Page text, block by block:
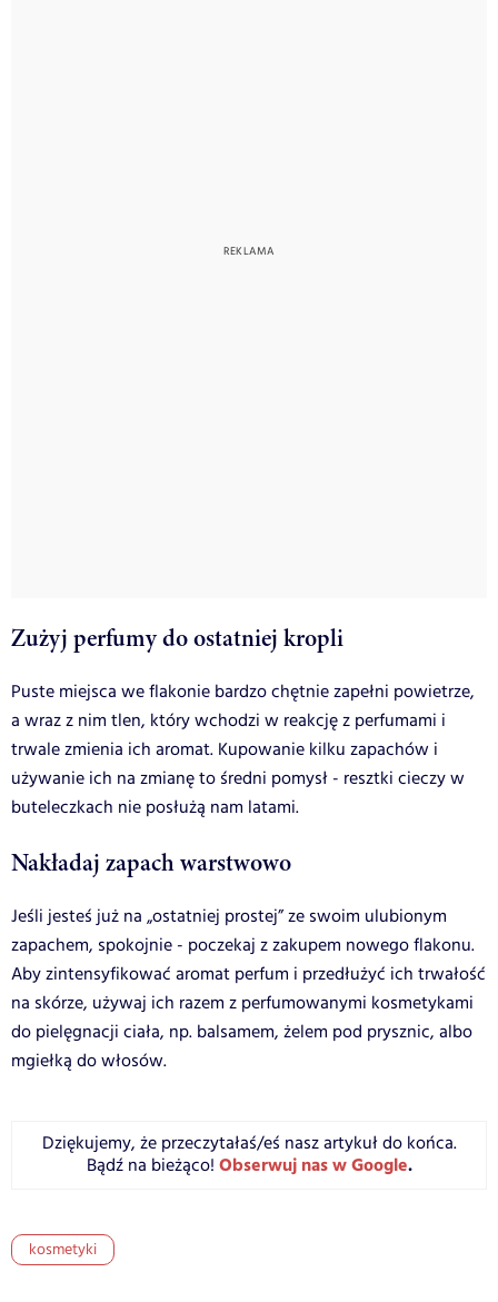
Zużyj perfumy do ostatniej kropli
Puste miejsca we flakonie bardzo chętnie zapełni powietrze,
a wraz z nim tlen, który wchodzi w reakcję z perfumami i
trwale zmienia ich aromat. Kupowanie kilku zapachów i
używanie ich na zmianę to średni pomysł - resztki cieczy w
buteleczkach nie posłużą nam latami.
Nakładaj zapach warstwowo
Jeśli jesteś już na „ostatniej prostej” ze swoim ulubionym
zapachem, spokojnie - poczekaj z zakupem nowego flakonu.
Aby zintensyfikować aromat perfum i przedłużyć ich trwałość
na skórze, używaj ich razem z perfumowanymi kosmetykami
do pielęgnacji ciała, np. balsamem, żelem pod prysznic, albo
mgiełką do włosów.
Dziękujemy, że przeczytałaś/eś nasz artykuł do końca.
Bądź na bieżąco! Obserwuj nas w Google.
kosmetyki